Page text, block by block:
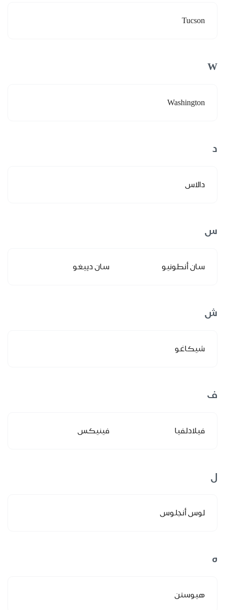
Tucson
W
Washington
د
دالاس
س
سان أنطونيو سان دييغو
ش
شيكاغو
ف
فيلادلفيا فينيكس
ل
لوس أنجلوس
ه
هيوستن